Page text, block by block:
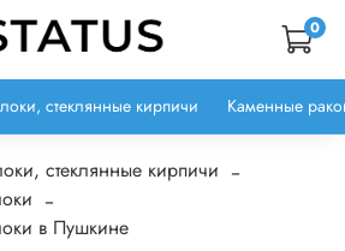
0
стеклянные кирпичи Каменные
стеклянные кирпичи
в Пушкине